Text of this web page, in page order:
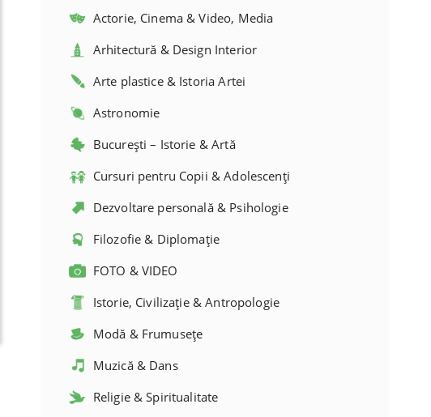
Actorie, Cinema & Video, Media
Arhitectură & Design Interior
Arte plastice & Istoria Artei
Astronomie
București – Istorie & Artă
Cursuri pentru Copii & Adolescenți
Dezvoltare personală & Psihologie
Filozofie & Diplomație
FOTO & VIDEO
Istorie, Civilizație & Antropologie
Modă & Frumusețe
Muzică & Dans
Religie & Spiritualitate